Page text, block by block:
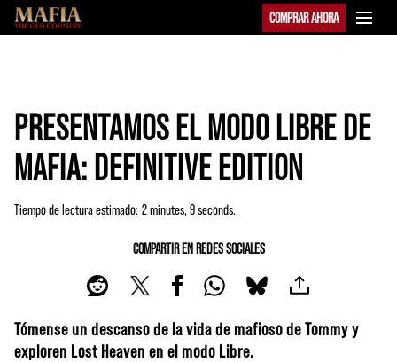
COMPRAR AHORA
PRESENTAMOS EL MODO LIBRE DE
MAFIA: DEFINITIVE EDITION
Tiempo de lectura estimado 2 minutes, 9 seconds
COMPARTIR EN REDES SOCIALES
Tómense un descanso de la vida de mafioso de Tommy y
exploren Lost Heaven en el modo Libre.